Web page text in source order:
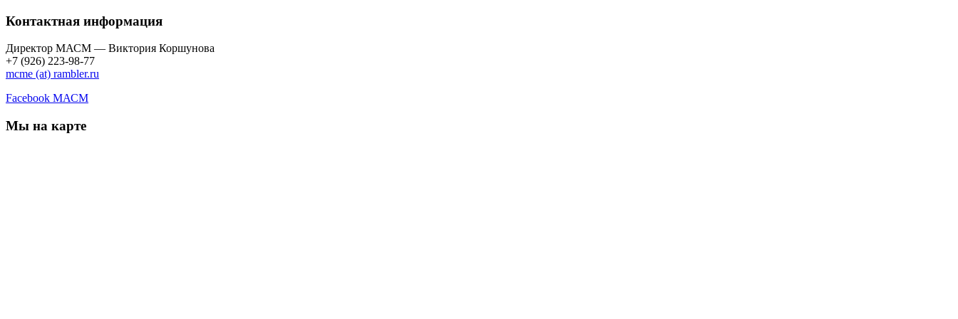
Контактная информация
Директор МАСМ — Виктория Коршунова
+7 (926) 223-98-77
mcme (at) rambler.ru
Facebook МАСМ
Мы на карте